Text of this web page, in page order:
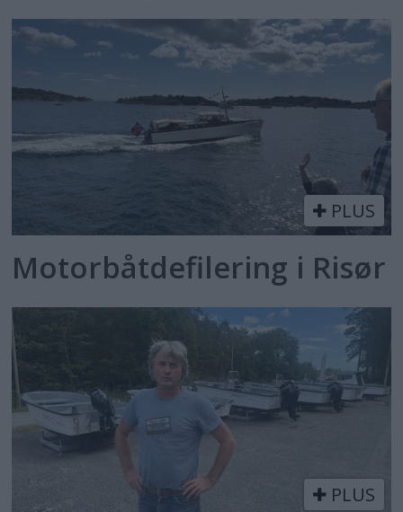
PLUS
Motorbåtdefilering i Risør
PLUS